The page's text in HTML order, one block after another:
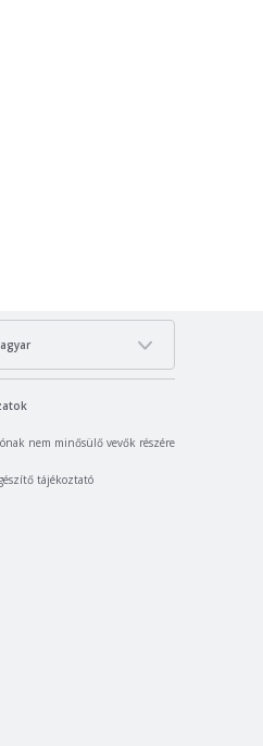
nem minősülő vevők részére
tájékoztató